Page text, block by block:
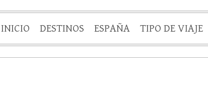
INICIO DESTINOS ESPAÑA TIPO DE VIAJE